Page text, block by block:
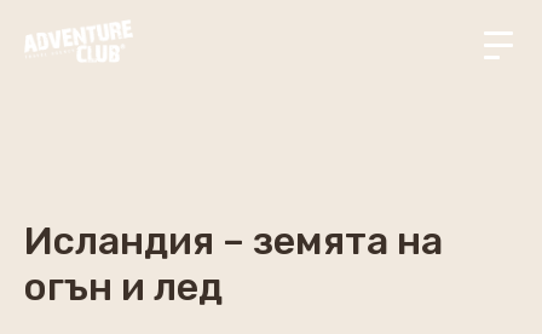
Исландия – земята на
огън и лед